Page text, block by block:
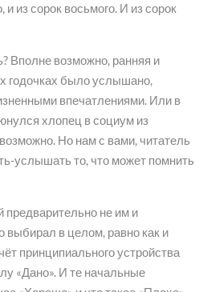
из сорок восьмого. И из сорок
Вполне возможно, ранняя и
годочках было услышано,
впечатлениями. Или в
хлопец в социум из
Но нам с вами, читатель
услышать то, что может помнить
не им и
выбирал в целом, равно как и
принципиального устройства
«Дано». И те начальные